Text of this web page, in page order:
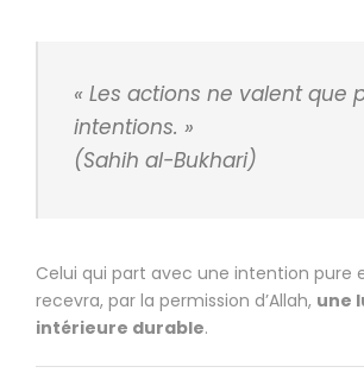
« Les actions ne valent que
intentions. »
(Sahih al-Bukhari)
Celui qui part avec une intention pure
recevra, par la permission d’Allah, une
intérieure durable.